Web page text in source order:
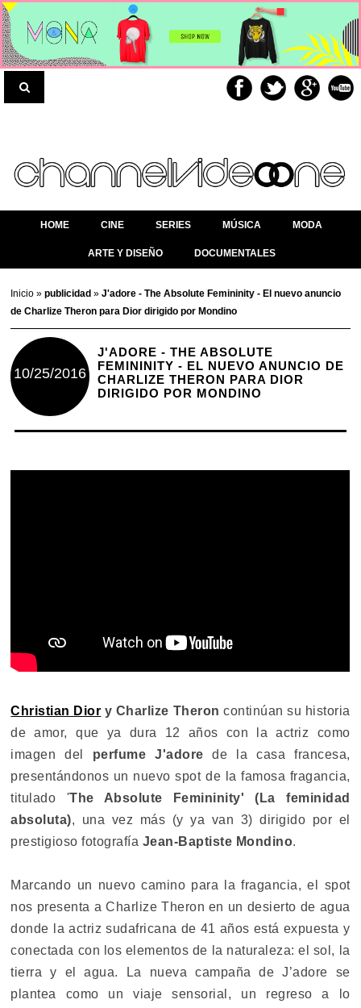
HOME CINE SERIES MÚSICA MODA
ARTE Y DISEÑO DOCUMENTALES
Inicio»publicidad»J'adore - The Absolute Femininity - El nuevo anuncio
de Charlize Theron para Dior dirigido por Mondino
10/25/2016
J'ADORE - THE ABSOLUTE
FEMININITY - EL NUEVO ANUNCIO DE
CHARLIZE THERON PARA DIOR
DIRIGIDO POR MONDINO
Christian Dior y Charlize Theron continúan su historia
de amor, que ya dura 12 años con la actriz como
imagen del perfume J'adore de la casa francesa,
presentándonos un nuevo spot de la famosa fragancia,
titulado 'The Absolute Femininity' (La feminidad
absoluta), una vez más (y ya van 3) dirigido por el
prestigioso fotografía Jean-Baptiste Mondino.
Marcando un nuevo camino para la fragancia, el spot
nos presenta a Charlize Theron en un desierto de agua
donde la actriz sudafricana de 41 años está expuesta y
conectada con los elementos de la naturaleza: el sol, la
tierra y el agua. La nueva campaña de J’adore se
plantea como un viaje sensorial, un regreso a lo